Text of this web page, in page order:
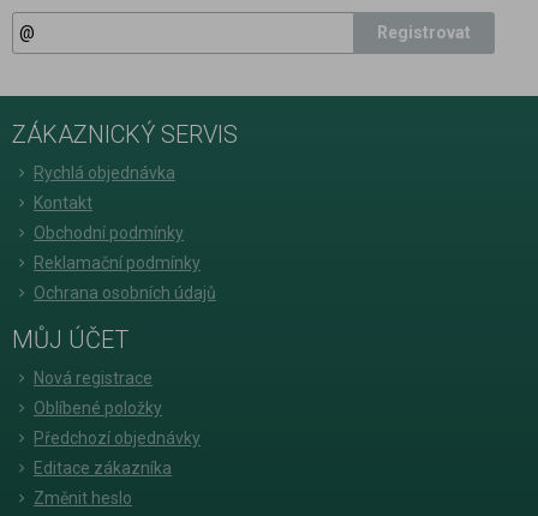
Registrovat
ZÁKAZNICKÝ SERVIS
Rychlá objednávka
Kontakt
Obchodní podmínky
Reklamační podmínky
Ochrana osobních údajů
MŮJ ÚČET
Nová registrace
Oblíbené položky
Předchozí objednávky
Editace zákazníka
Změnit heslo